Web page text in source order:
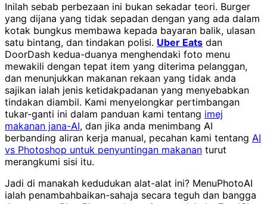
Inilah sebab perbezaan ini bukan sekadar teori. Burger
yang dijana yang tidak sepadan dengan yang ada dalam
kotak bungkus membawa kepada bayaran balik, ulasan
satu bintang, dan tindakan polisi. Uber Eats dan
DoorDash kedua-duanya menghendaki foto menu
mewakili dengan tepat item yang diterima pelanggan,
dan menunjukkan makanan rekaan yang tidak anda
sajikan ialah jenis ketidakpadanan yang menyebabkan
tindakan diambil. Kami menyelongkar pertimbangan
tukar-ganti ini dalam panduan kami tentang imej
makanan jana-AI, dan jika anda menimbang AI
berbanding aliran kerja manual, pecahan kami tentang AI
vs Photoshop untuk penyuntingan makanan turut
merangkumi sisi itu.
Jadi di manakah kedudukan alat-alat ini? MenuPhotoAI
ialah penambahbaikan-sahaja secara teguh dan bangga